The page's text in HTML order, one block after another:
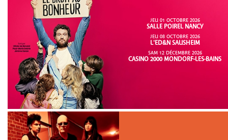
JEU 01 OCTOBRE 2026
SALLE POIREL NANCY
JEU 08 OCTOBRE 2026
L'ED&N SAUSHEIM
SAM 12 DÉCEMBRE 2026
CASINO 2000 MONDORF-LES-BAINS